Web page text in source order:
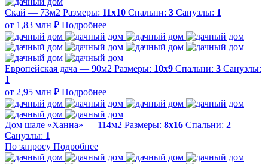
Скай — 73м2 Размеры: 11х10 Спальни: 3 Санузлы: 1
от 1,83 млн ₽ Подробнее
Европейская дача — 90м2 Размеры: 10х9 Спальни: 3 Санузлы:
1
от 2,95 млн ₽ Подробнее
Дом шале «Ханна» — 114м2 Размеры: 8х16 Спальни: 2
Санузлы: 1
По запросу Подробнее